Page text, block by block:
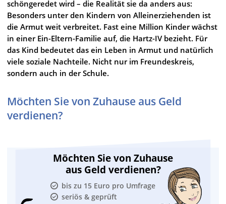
schöngeredet wird – die Realität sie da anders aus:
Besonders unter den Kindern von Alleinerziehenden ist
die Armut weit verbreitet. Fast eine Million Kinder wächst
in einer Ein-Eltern-Familie auf, die Hartz-IV bezieht. Für
das Kind bedeutet das ein Leben in Armut und natürlich
viele soziale Nachteile. Nicht nur im Freundeskreis,
sondern auch in der Schule.
Möchten Sie von Zuhause aus Geld
verdienen?
Möchten Sie von Zuhause
aus Geld verdienen?
bis zu 15 Euro pro Umfrage
seriös & geprüft